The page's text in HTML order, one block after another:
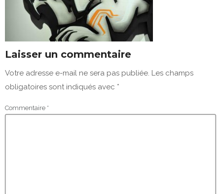
Laisser un commentaire
Votre adresse e-mail ne sera pas publiée. Les champs
obligatoires sont indiqués avec *
Commentaire *